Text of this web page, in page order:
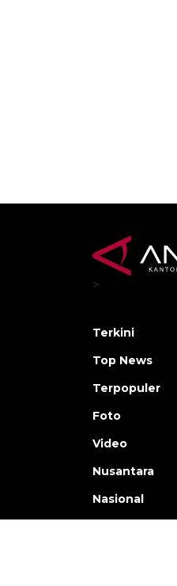
>
Terkini
Top News
Terpopuler
Foto
Video
Nusantara
Nasional